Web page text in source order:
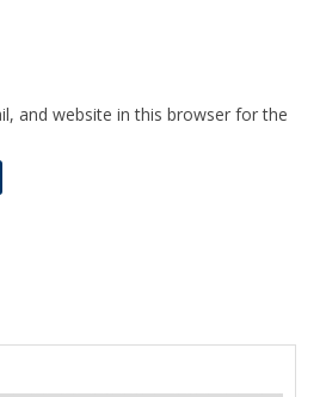
and website in this browser for the